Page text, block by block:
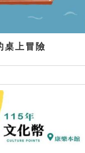
桌上冒險